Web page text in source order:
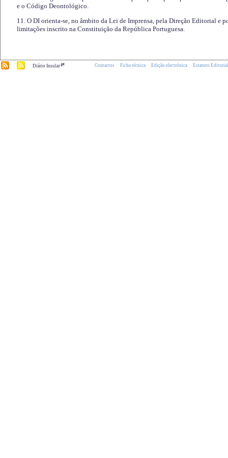
e o Código Deontológico.
11. O DI orienta-se, no âmbito da Lei de Imprensa, pela Direção Editorial e
limitações inscrito na Constituição da República Portuguesa.
Diário Insular.pt Contactos Ficha técnica Edição electrónica Estatuto Editorial